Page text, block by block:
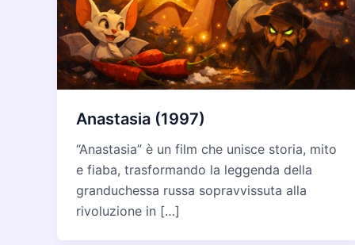
Anastasia (1997)
“Anastasia” è un film che unisce storia, mito
e fiaba, trasformando la leggenda della
granduchessa russa sopravvissuta alla
rivoluzione in […]